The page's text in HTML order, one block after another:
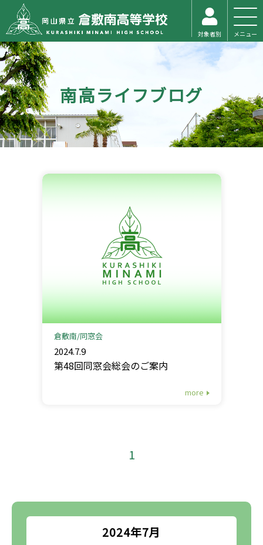
対象者別 メニュー
南高ライフブログ
2024年7月
倉敷南 同窓会
2024.7.9
第48回同窓会総会のご案内
more
1